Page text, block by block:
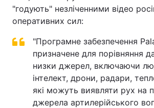
"годують" незліченними відео
оперативних сил:
"Програмне забезпечення
призначене для порівняння
низки джерел, включаючи
інтелект, дрони, радари,
які можуть виявляти рух на
джерела артилерійського